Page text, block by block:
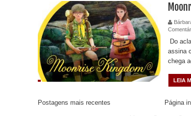
Do
assina
chega
LEIA
Postagens mais recentes Página